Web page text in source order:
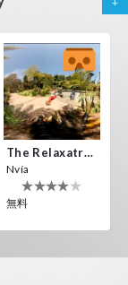
無料
The Cave VR
Narvia Games
無料
The Relaxatron
Nvía
無料